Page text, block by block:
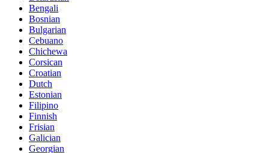
Bengali
Bosnian
Bulgarian
Cebuano
Chichewa
Corsican
Croatian
Dutch
Estonian
Filipino
Finnish
Frisian
Galician
Georgian